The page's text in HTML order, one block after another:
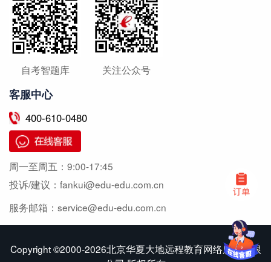
自考智题库 关注公众号
客服中心
400-610-0480
周一至周五： 9:00-17:45
投诉/建议： fankui@edu-edu.com.cn
服务邮箱： service@edu-edu.com.cn
Copyright ©2000-2026北京华夏大地远程教育网络服务有限